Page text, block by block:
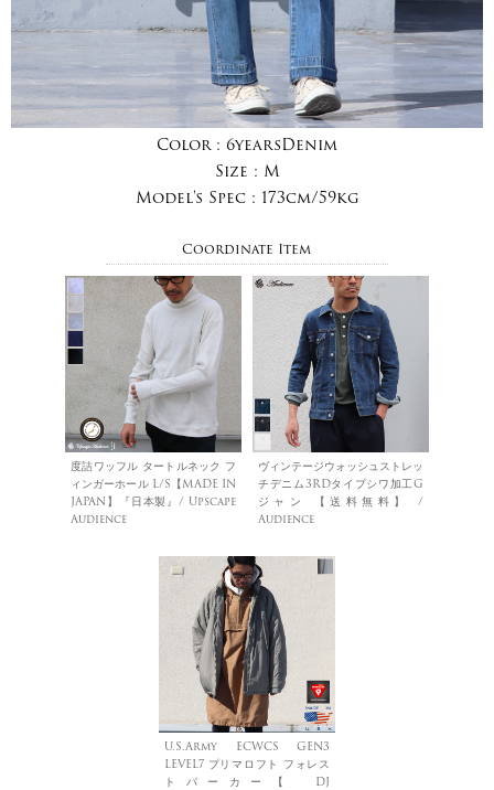
Color : 6yearsDenim
Size : M
Model's Spec : 173cm/59kg
Coordinate Item
度詰ワッフル タートルネック フ
ィンガーホール L/S【MADE IN
JAPAN】『日本製』/ Upscape
Audience
ヴィンテージウォッシュストレッ
チデニム3RDタイプシワ加工G
ジャン 【送料無料】 /
Audience
U.S.Army ECWCS GEN3
LEVEL7 プリマロフト フォレス
トパーカー【 DJ